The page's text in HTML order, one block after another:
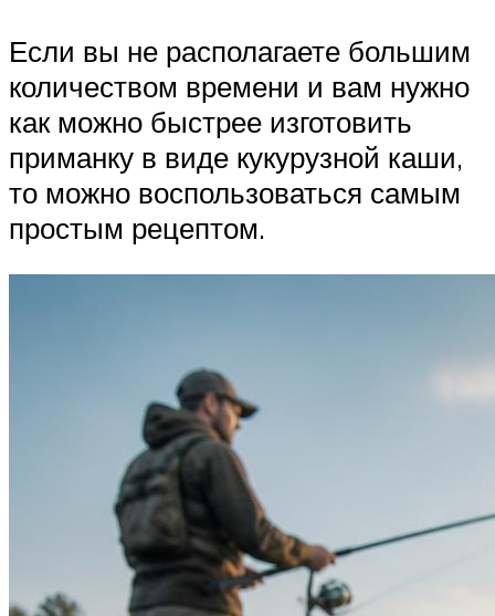
Если вы не располагаете большим
количеством времени и вам нужно
как можно быстрее изготовить
приманку в виде кукурузной каши,
то можно воспользоваться самым
простым рецептом.